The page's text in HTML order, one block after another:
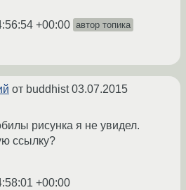
+00:00 автор топика
от buddhist03.07.2015
рисунка я не увидел.
ссылку?
+00:00